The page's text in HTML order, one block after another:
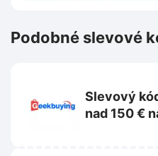
Podobné slevové
Slevový
nad 150 €